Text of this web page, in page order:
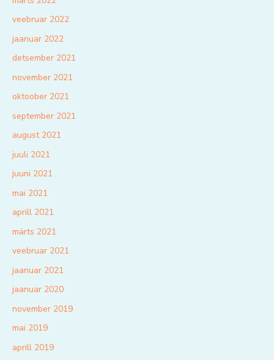
veebruar 2022
jaanuar 2022
detsember 2021
november 2021
oktoober 2021
september 2021
august 2021
juuli 2021
juuni 2021
mai 2021
aprill 2021
märts 2021
veebruar 2021
jaanuar 2021
jaanuar 2020
november 2019
mai 2019
aprill 2019